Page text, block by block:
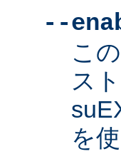
--
こ
ス
を